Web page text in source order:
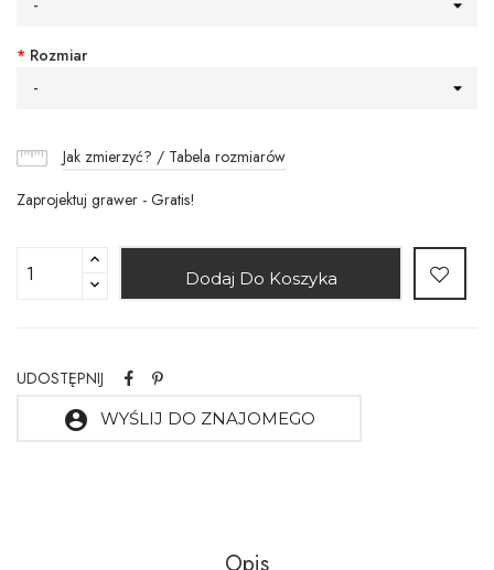
* Rozmiar
-
Jak zmierzyć? / Tabela rozmiarów
Zaprojektuj grawer - Gratis!
Dodaj Do Koszyka
UDOSTĘPNIJ
account_circle WYŚLIJ DO ZNAJOMEGO